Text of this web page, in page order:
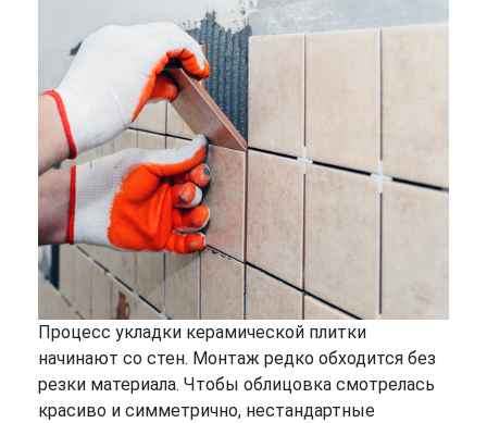
Процесс укладки керамической плитки
начинают со стен. Монтаж редко обходится без
резки материала. Чтобы облицовка смотрелась
красиво и симметрично, нестандартные